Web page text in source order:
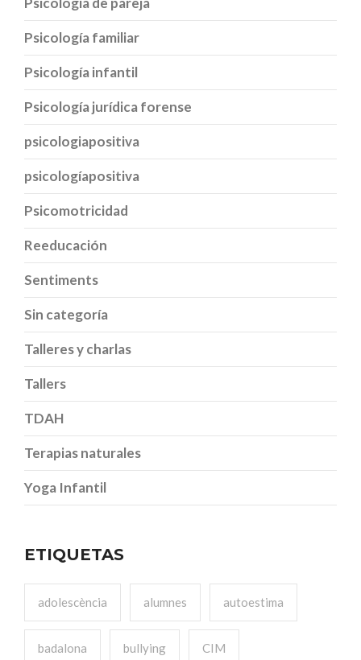
Psicología familiar
Psicología infantil
Psicología jurídica forense
psicologiapositiva
psicologíapositiva
Psicomotricidad
Reeducación
Sentiments
Sin categoría
Talleres y charlas
Tallers
TDAH
Terapias naturales
Yoga Infantil
ETIQUETAS
adolescència alumnes autoestima
badalona bullying CIM